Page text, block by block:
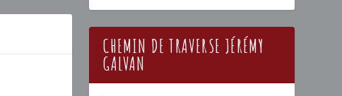
CHEMIN DE TRAVERSE JÉRÉMY
GALVAN